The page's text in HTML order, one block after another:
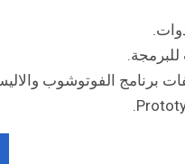
للبرمجة.
برنامج الفوتوشوب